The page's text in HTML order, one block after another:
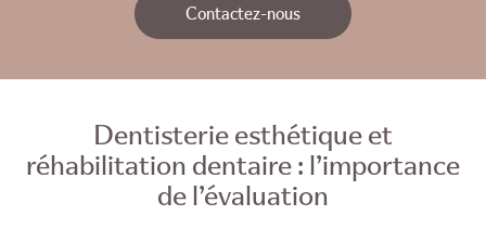
Contactez-nous
Dentisterie esthétique et
réhabilitation dentaire : l’importance
de l’évaluation